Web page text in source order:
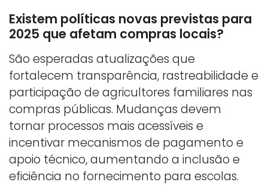
Existem políticas novas previstas para
2025 que afetam compras locais?
São esperadas atualizações que
fortalecem transparência, rastreabilidade e
participação de agricultores familiares nas
compras públicas. Mudanças devem
tornar processos mais acessíveis e
incentivar mecanismos de pagamento e
apoio técnico, aumentando a inclusão e
eficiência no fornecimento para escolas.